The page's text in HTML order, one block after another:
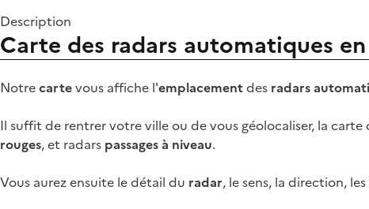
Description
Carte des radars automatiques en
Notrecartevous affiche l'emplacementdes radars
Il suffit de rentrer votre ville ou de vous géolocaliser, la carte
rouges, et radars passages à niveau.
Vous aurez ensuite le détail du radar, le sens, la direction,